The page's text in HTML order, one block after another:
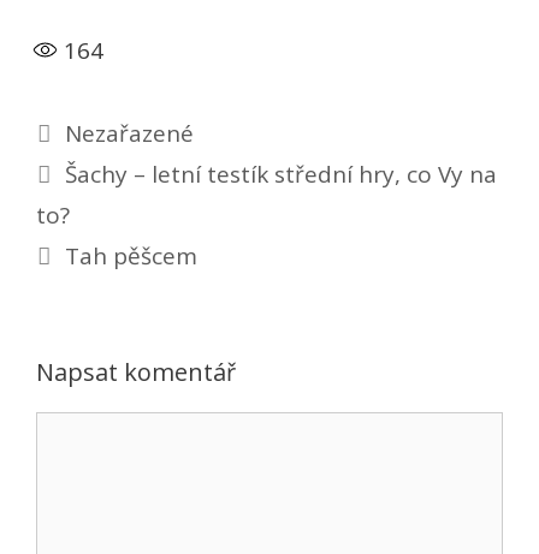
164
Rubriky
Nezařazené
Šachy – letní testík střední hry, co Vy na
to?
Tah pěšcem
Napsat komentář